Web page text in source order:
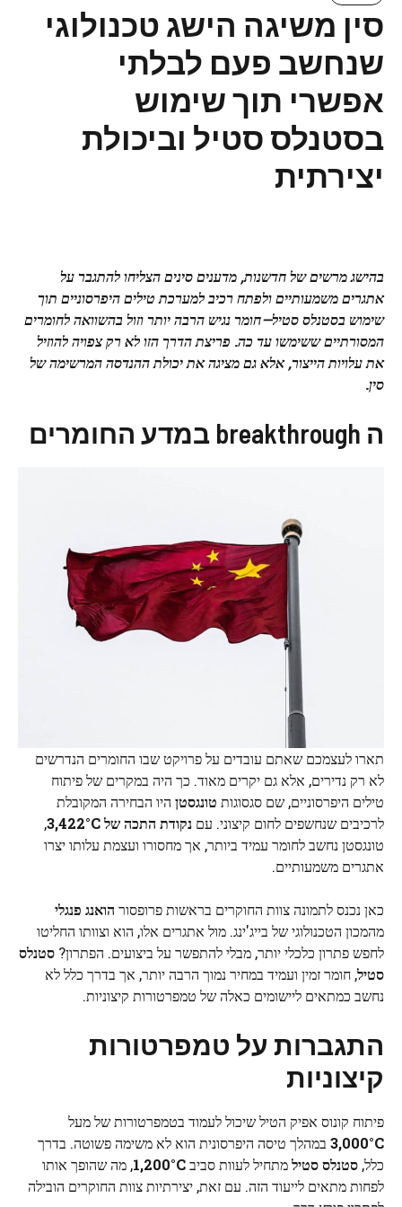
סין משיגה הישג טכנולוגי
שנחשב פעם לבלתי
אפשרי תוך שימוש
בסטנלס סטיל וביכולת
יצירתית
בהישג מרשים של חדשנות, מדענים סינים הצליחו להתגבר על
אתגרים משמעותיים ולפתח רכיב למערכת טילים היפרסוניים תוך
שימוש בסטנלס סטיל—חומר נגיש הרבה יותר וזול בהשוואה לחומרים
המסורתיים ששימשו עד כה. פריצת הדרך הזו לא רק צפויה להוזיל
את עלויות הייצור, אלא גם מציגה את יכולת ההנדסה המרשימה של
סין.
ה breakthrough במדע החומרים
תארו לעצמכם שאתם עובדים על פרויקט שבו החומרים הנדרשים
לא רק נדירים, אלא גם יקרים מאוד. כך היה במקרים של פיתוח
טילים היפרסוניים, שם סגסוגות טונגסטן היו הבחירה המקובלת
לרכיבים שנחשפים לחום קיצוני. עם נקודת התכה של 3,422°C
,
טונגסטן נחשב לחומר עמיד ביותר, אך מחסורו ועצמת עלותו יצרו
אתגרים משמעותיים.
כאן נכנס לתמונה צוות החוקרים בראשות פרופסור הואנג פנגלי
מהמכון הטכנולוגי של בייג'ינג. מול אתגרים אלו, הוא וצוותו החליטו
לחפש פתרון כלכלי יותר, מבלי להתפשר על ביצועים. הפתרון? סטנלס
סטיל, חומר זמין ועמיד במחיר נמוך הרבה יותר, אך בדרך כלל לא
נחשב כמתאים ליישומים כאלה של טמפרטורות קיצוניות.
התגברות על טמפרטורות
קיצוניות
פיתוח קונוס אפיק הטיל שיכול לעמוד בטמפרטורות של מעל
3,000°C במהלך טיסה היפרסונית הוא לא משימה פשוטה. בדרך
כלל, סטנלס סטילמתחיל לעוות סביב1,200°C, מה שהופך אותו
לפחות מתאים לייעוד הזה. עם זאת, יצירתיות צוות החוקרים הובילה